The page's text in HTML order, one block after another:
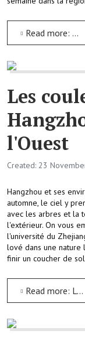
Read more: Guangzhou la Capitale du Guangdong
Les
l'Ouest
Created: 23
Hangzhou et ses
automne, le ciel y
avec les arbres et la
l'extérieur. On vous
l'université du
lové dans une nature
finir un coucher de
Read more: Les couleurs automnales de Hangzhou et son lac de l'Ouest